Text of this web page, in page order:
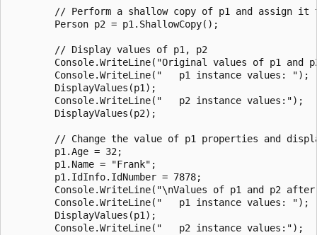
// Perform a shallow copy of p1 and assign it
        Person p2 = p1.ShallowCopy();
        // Display values of p1, p2
Console.WriteLine("Original values of p1 and
        Console.WriteLine("   p1 instance values: ");
        DisplayValues(p1);
        Console.WriteLine("   p2 instance values:");
        DisplayValues(p2);
// Change the value of p1 properties and
        p1.Age = 32;
        p1.Name = "Frank";
        p1.IdInfo.IdNumber = 7878;
Console.WriteLine("\nValues of p1 and p2
        Console.WriteLine("   p1 instance values: ");
        DisplayValues(p1);
        Console.WriteLine("   p2 instance values:");